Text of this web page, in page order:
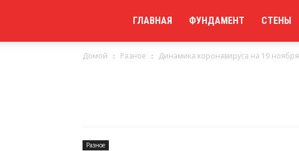
ГЛАВНАЯ ФУНДАМЕНТ СТЕНЫ
Домой Разное Динамика коронавируса на 19 ноября
Разное